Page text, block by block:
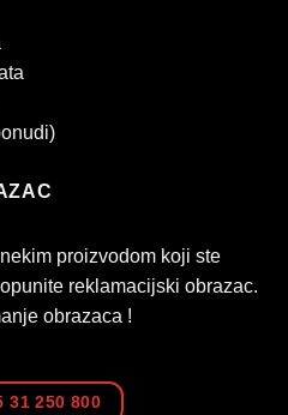
proizvodom koji ste
reklamacijski obrazac.
obrazaca !
31 250 800